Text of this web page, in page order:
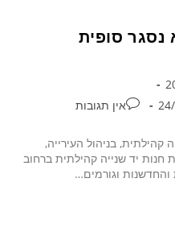
סופית
אין תגובות
בניהול העירייה,
יד שנייה קהילתית ברחוב
וגורמים…